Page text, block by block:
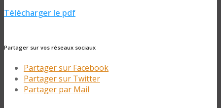
Télécharger le pdf
Partager sur vos réseaux sociaux
Partager sur Facebook
Partager sur Twitter
Partager par Mail